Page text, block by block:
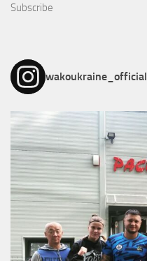
Subscribe
wakoukraine_official